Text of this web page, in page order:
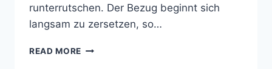
runterrutschen. Der Bezug beginnt sich
langsam zu zersetzen, so…
READ MORE SITZPOLSTER